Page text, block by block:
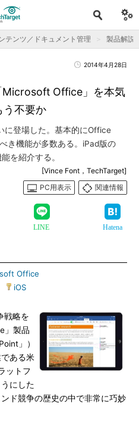
テンツ／ドキュメント管理 製品解説
2014年4月28日
Microsoft Office」を本気
不要か
登場した。基本的にOffice
き機能が多数ある。iPad版の
を紹介する。
[Vince Font，TechTarget]
PC用表示
関連情報
LINE Hatena
Office
iOS
戦略を
」製品
」）
ある米
ットフ
にした
ド競争の歴史の中で非常に巧妙